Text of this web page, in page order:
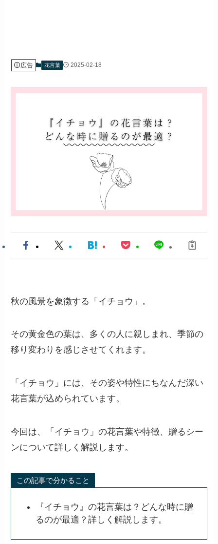
広告 花言葉 2025-02-18
秋の風景を象徴する「イチョウ」。
その黄金色の葉は、多くの人に親しまれ、季節の
移り変わりを感じさせてくれます。
「イチョウ」には、その姿や特性にちなんだ深い
花言葉が込められています。
今回は、「イチョウ」の花言葉や特徴、贈るシー
ンについて詳しく解説します。
この記事で分かること
『イチョウ』の花言葉は？どんな時に贈
るのが最適？詳しく解説します。